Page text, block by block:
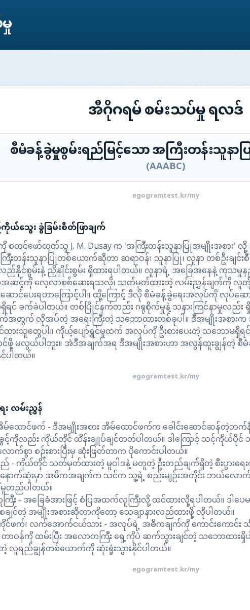
အီဂိုဂရမ် စမ်းသပ်မှု ရလဒ်
စီမံခန့်ခွဲမှုစွမ်းရည်မြင့်သော အကြီးတန်းသူနာ
(AAABC)
egogramtest.kr/my
သွေး ခွဲခြမ်းစိတ်ဖြာချက်
စတင်ဖော်ထုတ်သူ J. M. Dusay က 'အကြီးတန်းသူနာပြုအမျိုးအစား' လို့
းတန်းသူနာပြုတစ်ယောက်ဆိုတာ ဆရာဝန်၊ သူနာပြု၊ လူနာ တစ်ဦးချင်
းလည်နိုင်စွမ်းနဲ့ ညှိနှိုင်းစွမ်း ရှိထားရပါတယ်။ လူနာရဲ့ အခြေအနေနဲ့ ကုသ
မှုအဆင့်ကို လေ့လာစစ်ဆေးရသလို၊ သတ်မှတ်ထားတဲ့ လမ်းညွှန်ချက်ကို လူတို
ဆောင်ပေးရတာကြောင့်ပါ။ ထို့ကြောင့် ဒီလို စီမံခန့်ခွဲရေးအလုပ်ကို လု
ရင် ခက်ခဲပါတယ်။ တစ်ပြိုင်နက်တည်း ဂရုစိုက်မှုနဲ့ သနားကြင်နာမှုလည်း ရှိ
အတွက် လိုအပ်တဲ့ အရေးကြီးတဲ့ သဘောထားတစ်ခုပါ။ ဒီအမျိုးအစာ
ထားသူတွေပါ။ ကိုယ့်ပျော်ရွှင်မှုထက် အလုပ်ကို ဦးစားပေးတဲ့ သဘောမရှိရ
ဖို့ မလွယ်ပါဘူး။ အဲဒီအချက်အရ ဒီအမျိုးအစားဟာ အလွန်ထူးချွန်တဲ့
ပါတယ်။
egogramtest.kr/my
လမ်းညွှန်
မ်ထောင်ဖက် - ဒီအမျိုးအစား အိမ်ထောင်ဖက်က ခေါင်းဆောင်ဆန်တဲ့ဘက်နီ
ခွင့်ကိုလည်း ကိုယ်တိုင် ထိန်းချုပ်ချင်တတ်ပါတယ်။ ဒါကြောင့် သင့်ကို
က်စွာ စဉ်းစားပြီးမှ ဆုံးဖြတ်တာက ပိုကောင်းပါတယ်။
- ကိုယ်တိုင် သတ်မှတ်ထားတဲ့ မူဝါဒနဲ့ မတူတဲ့ ဦးတည်ချက်ရှိတဲ့ စီးပွာ
ောက်ဆုံးမှာ အဓိကအချက်က သင်က သူ့ရဲ့ စည်းမျဉ်းအတိုင်း ဘယ်လ
တည်ပါတယ်။
- အခြေခံအားဖြင့် စံပြအထက်လူကြီးလို့ ထင်ထားလို့ရပါတယ်။ ဒါပ
ျင်တဲ့ အမျိုးအစားဆိုတာကိုတော့ သေချာနားလည်ထားဖို့ လိုပါတယ်။
င်ဖက်၊ လက်အောက်ငယ်သား - အလုပ်ရဲ့ အဓိကချက်ကို ကောင်းကောင်
ဝန်ကို ထမ်းပြီး အလောတကြီး ရှေ့ကိုပဲ ဆက်သွားချင်တဲ့ သဘောထားရှိ
လူရည်ချွန်တစ်ယောက်ကို ဆုံးရှုံးသွားနိုင်ပါတယ်။
egogramtest.kr/my